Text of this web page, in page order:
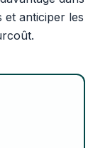
et anticiper les